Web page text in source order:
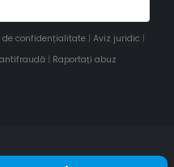
de confidențialitate| Aviz juridic|
| Raportați abuz